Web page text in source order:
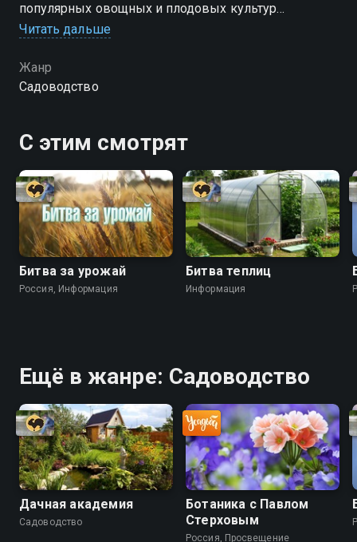
популярных овощных и плодовых культур
экологически чистым способом
Читать дальше
Жанр
Садоводство
С этим смотрят
Битва за урожай
Россия, Информация
Битва теплиц
Информация
Ещё в жанре: Садоводство
Дачная академия
Садоводство
Ботаника с Павлом
Стерховым
Россия, Просвещение